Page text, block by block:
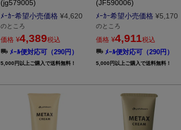
(jg579005)
ﾒｰｶｰ希望小売価格 ¥4,620
のところ
価格 ¥4,389税込
ﾒｰﾙ便対応可（290円）
5,000円以上ご購入で送料無料！
(JF590006)
ﾒｰｶｰ希望小売価格 ¥5,170
のところ
価格 ¥4,911税込
ﾒｰﾙ便対応可（290円）
5,000円以上ご購入で送料無料！